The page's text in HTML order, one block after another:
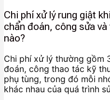
Chi phí xử lý rung giật
chẩn đoán, công sửa
nào?
Chi phí xử lý thường gồm
đoán, công thao tác kỹ
phụ tùng, trong đó mỗi
khác nhau của quá trình